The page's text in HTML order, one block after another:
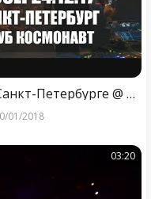
GUSLI (Guf & Slim) - Концерт в Санкт-Петербурге @ Космонавт (LIVE 24.12.2017)
01/2018
03:20